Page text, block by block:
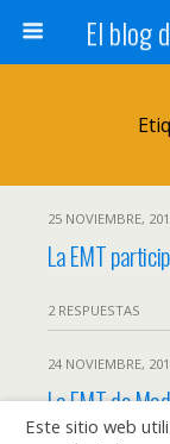
25 NOVIEMBRE,
La EMT
2 RESPUESTAS
24 NOVIEMBRE,
La EMT de
‘Campaña del
Este sitio web